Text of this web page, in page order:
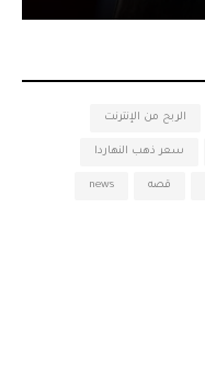
الربح من الإنترنت
سعر ذهب النهاردا
قصه news